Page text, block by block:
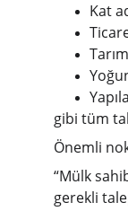
Kat
gibi tüm
Önemli
“Mülk
gerekli